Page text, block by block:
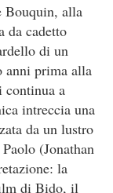
Bouquin, alla
da cadetto
di un
anni prima alla
continua a
intreccia una
da un lustro
(Jonathan
la
di Bido, il